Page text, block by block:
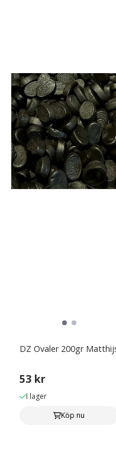
DZ Ovaler 200gr
53 kr
I lager
Köp nu